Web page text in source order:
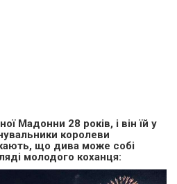
Мадонни 28 років, і він їй у
королеви
що дива може собі
молодого коханця: